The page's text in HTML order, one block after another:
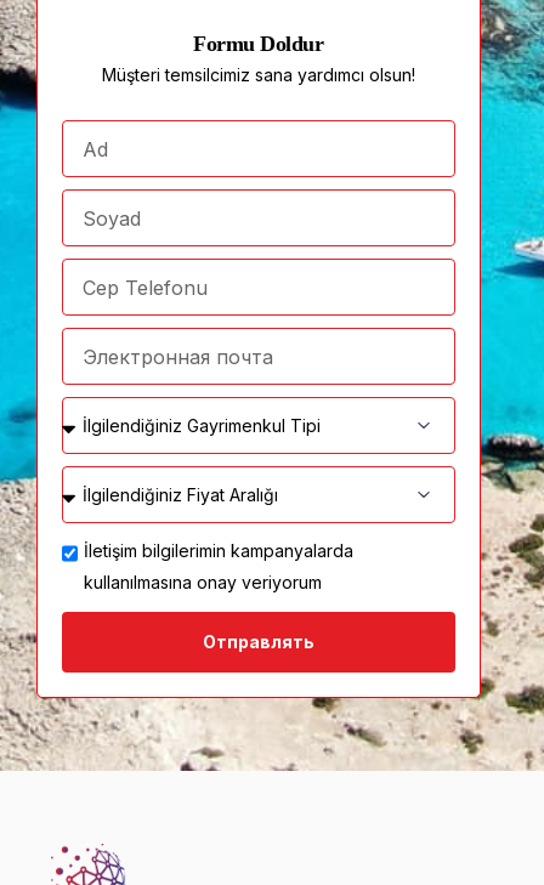
Formu Doldur
Müşteri temsilcimiz sana yardımcı olsun!
İletişim bilgilerimin kampanyalarda
kullanılmasına onay veriyorum
Отправлять